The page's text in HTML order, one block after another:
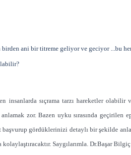
birden ani bir titreme geliyor ve geciyor ...bu
insanlarda sıçrama tarzı hareketler
zor. Bazen uyku sırasında geçirilen
gördüklerinizi detaylı bir şekilde
Saygılarımla. Dr.Başar Bilgiç